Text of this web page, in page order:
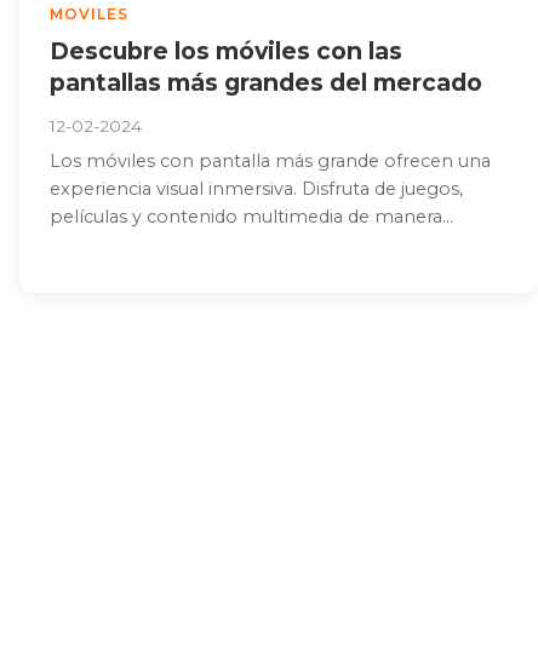
MOVILES
Descubre los móviles con las
pantallas más grandes del mercado
12-02-2024
Los móviles con pantalla más grande ofrecen una
experiencia visual inmersiva. Disfruta de juegos,
películas y contenido multimedia de manera...